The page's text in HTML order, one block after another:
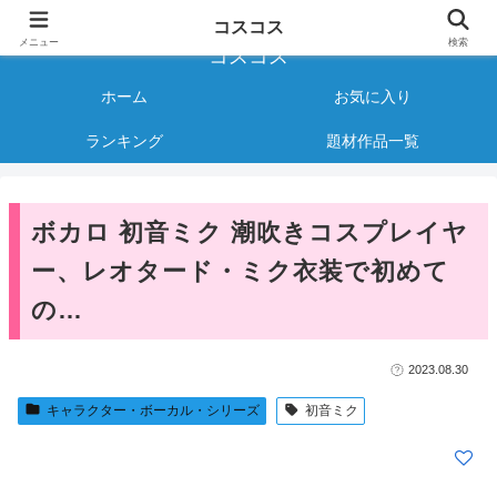
様々なジャンルのコスプレAVをご紹介する情報サイト
コスコス
ホーム お気に入り
ランキング 題材作品一覧
ボカロ 初音ミク 潮吹きコスプレイヤ
ー、レオタード・ミク衣装で初めて
の…
2023.08.30
キャラクター・ボーカル・シリーズ 初音ミク
メニュー
コスコス
検索